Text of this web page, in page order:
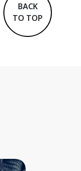
BACK
TO TOP